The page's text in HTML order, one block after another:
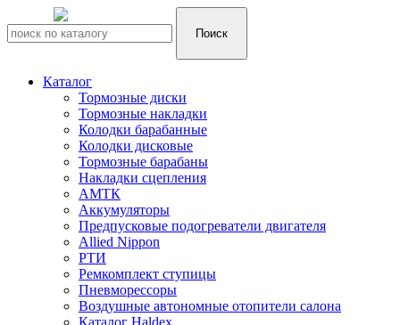
Каталог
Тормозные диски
Тормозные накладки
Колодки барабанные
Колодки дисковые
Тормозные барабаны
Накладки сцепления
АМТК
Аккумуляторы
Предпусковые подогреватели двигателя
Allied Nippon
РТИ
Ремкомплект ступицы
Пневморессоры
Воздушные автономные отопители салона
Каталог Haldex